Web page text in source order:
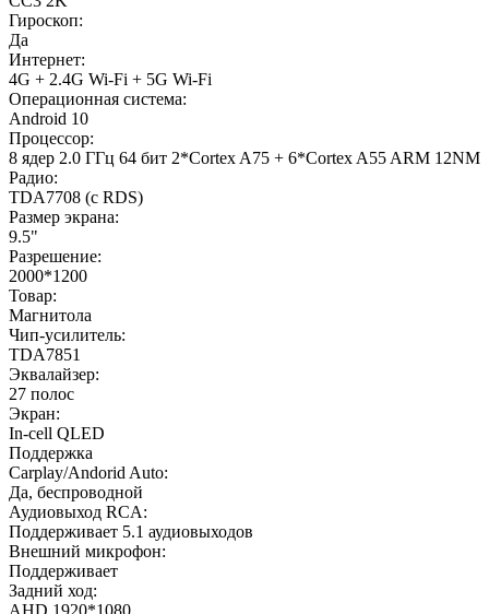
Гироскоп:
Да
Интернет:
4G + 2.4G Wi-Fi + 5G Wi-Fi
Операционная система:
Android 10
Процессор:
8 ядер 2.0 ГГц 64 бит 2*Cortex A75 + 6*Cortex A55 ARM 12NM
Радио:
TDA7708 (с RDS)
Размер экрана:
9.5"
Разрешение:
2000*1200
Товар:
Магнитола
Чип-усилитель:
TDA7851
Эквалайзер:
27 полос
Экран:
In-cell QLED
Поддержка
Carplay/Andorid Auto:
Да, беспроводной
Аудиовыход RCA:
Поддерживает 5.1 аудиовыходов
Внешний микрофон:
Поддерживает
Задний ход:
AHD 1920*1080